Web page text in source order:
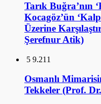
Tarık Buğra’nın
Kocagöz’ün
Üzerine
Şerefnur Atik)
5 9.211
Osmanlı
Tekkeler (Prof.